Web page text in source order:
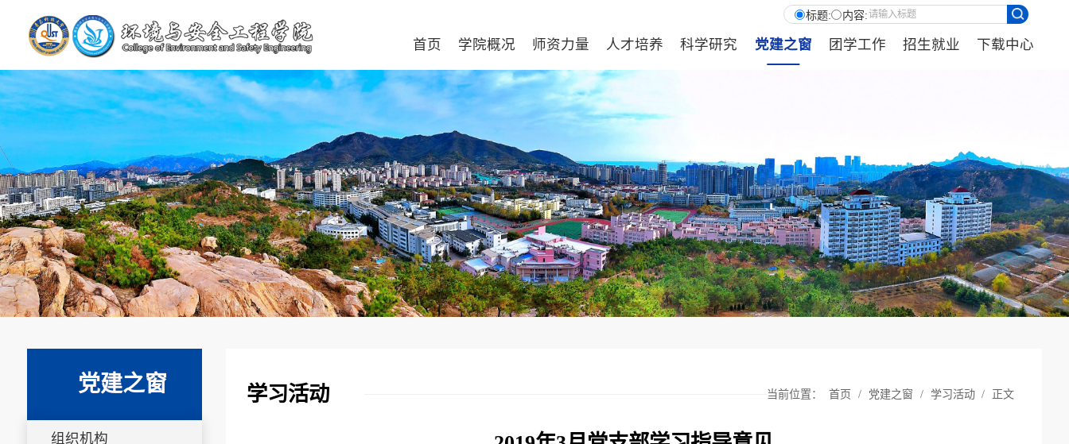
标题: 内容:
首页 学院概况 师资力量 人才培养 科学研究 党建之窗 团学工作 招生就业 下载中心
党建之窗
组织机构
学习活动 当前位置： 首页 / 党建之窗 / 学习活动 / 正文